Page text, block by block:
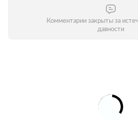
Комментарии закрыты за
давности